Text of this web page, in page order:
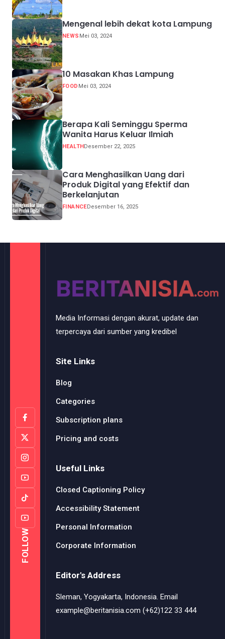
Mengenal lebih dekat kota Lampung
NEWS Mei 03, 2024
10 Masakan Khas Lampung
FOOD Mei 03, 2024
Berapa Kali Seminggu Sperma
Wanita Harus Keluar Ilmiah
HEALTH Desember 22, 2025
Cara Menghasilkan Uang dari
Produk Digital yang Efektif dan
Berkelanjutan
FINANCEDesember 16, 2025
FOLLOW
Media Informasi dengan akurat, update dan
terpercaya dari sumber yang kredibel
Site Links
Blog
Categories
Subscription plans
Pricing and costs
Useful Links
Closed Captioning Policy
Accessibility Statement
Personal Information
Corporate Information
Editor's Address
Sleman, Yogyakarta, Indonesia. Email
example@beritanisia.com (+62)122 33 444